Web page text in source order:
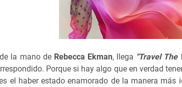
la mano de Rebecca Ekman, llega "Travel The
Porque si hay algo que en verdad
el haber estado enamorado de la manera